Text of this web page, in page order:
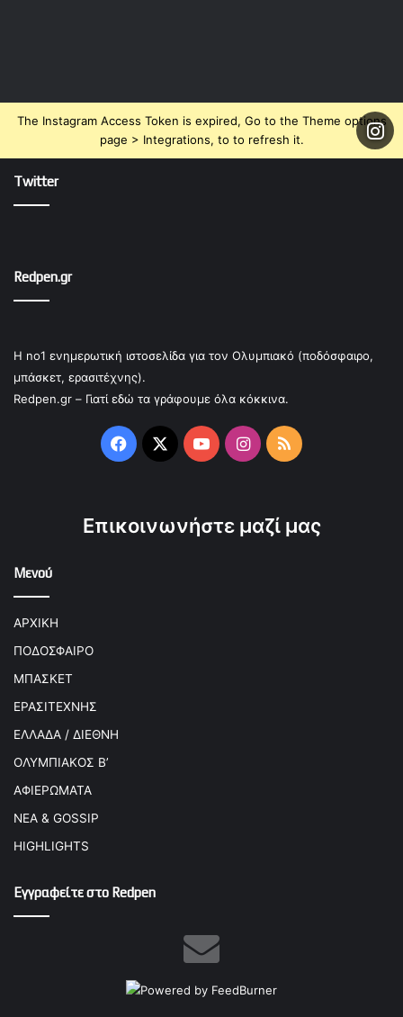
The Instagram Access Token is expired, Go to the Theme options
page > Integrations, to to refresh it.
Twitter
Redpen.gr
Η no1 ενημερωτική ιστοσελίδα για τον Ολυμπιακό (ποδόσφαιρο,
μπάσκετ, ερασιτέχνης).
Redpen.gr – Γιατί εδώ τα γράφουμε όλα κόκκινα.
Facebook
X YouTubeInstagram
RSS
Επικοινωνήστε μαζί μας
Μενού
ΑΡΧΙΚΗ
ΠΟΔΟΣΦΑΙΡΟ
ΜΠΑΣΚΕΤ
ΕΡΑΣΙΤΕΧΝΗΣ
ΕΛΛΑΔΑ / ΔΙΕΘΝΗ
ΟΛΥΜΠΙΑΚΟΣ Β’
ΑΦΙΕΡΩΜΑΤΑ
ΝΕΑ & GOSSIP
HIGHLIGHTS
Εγγραφείτε στο Redpen